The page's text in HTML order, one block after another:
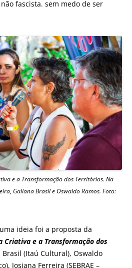
fascista. sem medo de ser
e a Transformação dos Territórios. Na
Galiana Brasil e Oswaldo Ramos. Foto:
ideia foi a proposta da
Criativa e a Transformação dos
Brasil (Itaú Cultural), Oswaldo
Josiana Ferreira (SEBRAE –